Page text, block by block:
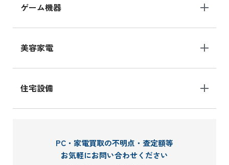
ゲーム機器
美容家電
住宅設備
PC・家電買取の不明点・査定額等
お気軽にお問い合わせください